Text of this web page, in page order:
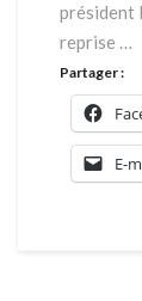
président
reprise …
Partager :
E-